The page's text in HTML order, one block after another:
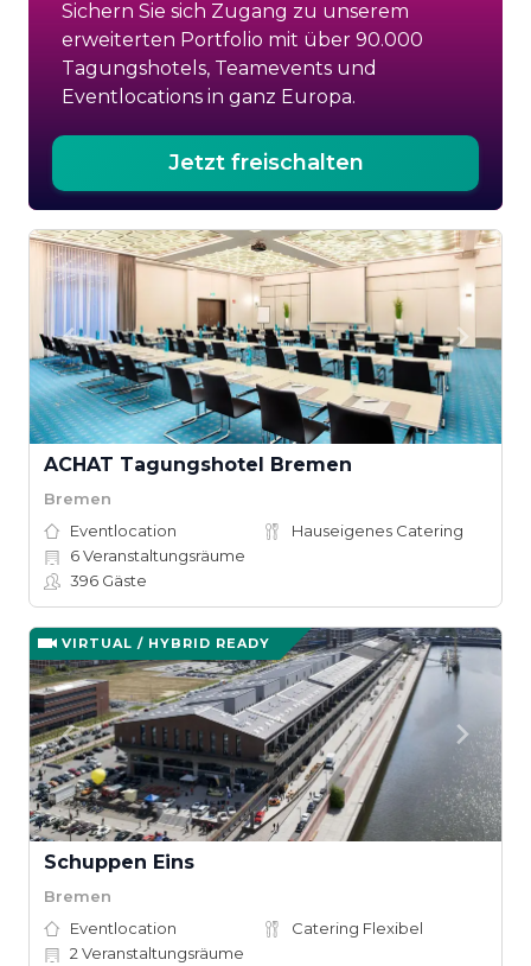
Sichern Sie sich Zugang zu unserem
erweiterten Portfolio mit über 90.000
Tagungshotels, Teamevents und
Eventlocations in ganz Europa.
Jetzt freischalten
ACHAT Tagungshotel Bremen
Bremen
Eventlocation
Hauseigenes Catering
6Veranstaltungsräume
396 Gäste
VIRTUAL / HYBRID READY
Schuppen Eins
Bremen
Eventlocation
Catering Flexibel
2 Veranstaltungsräume